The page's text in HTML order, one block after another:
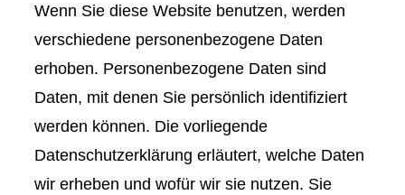
Wenn Sie diese Website benutzen, werden
verschiedene personenbezogene Daten
erhoben. Personenbezogene Daten sind
Daten, mit denen Sie persönlich identifiziert
werden können. Die vorliegende
Datenschutzerklärung erläutert, welche Daten
wir erheben und wofür wir sie nutzen. Sie